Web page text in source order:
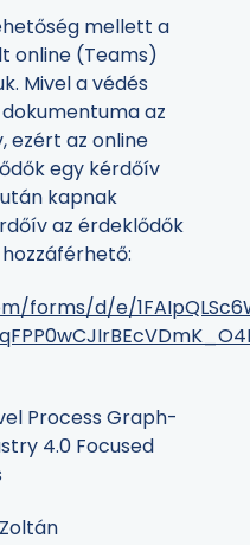
mellett a
online (Teams)
Mivel a védés
az
ezért az online
egy kérdőív
kapnak
az érdeklődők
forms/d/e/
Process Graph-
4.0 Focused